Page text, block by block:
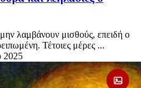
λαμβάνουν μισθούς, επειδή ο
Τέτοιες μέρες ...
2025